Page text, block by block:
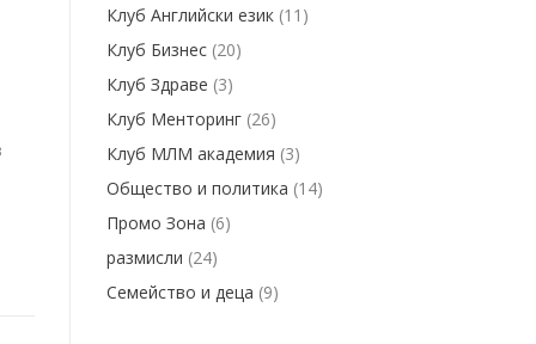
Клуб Английски език(11)
Клуб Бизнес(20)
Клуб Здраве (3)
Клуб Менторинг(26)
Клуб МЛМ академия (3)
Общество и политика (14)
Промо Зона (6)
размисли (24)
Семейство и деца (9)